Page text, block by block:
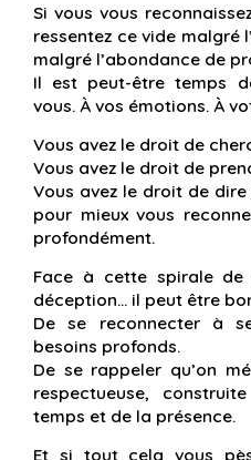
Si vous vous
ressentez ce vide malgré
malgré l’abondance de
Il est peut-être temps
vous. À vos émotions. À
Vous avez le droit de
Vous avez le droit de
Vous avez le droit de
pour mieux vous
profondément.
Face à cette spirale de
déception… il peut être
De se reconnecter à
besoins profonds.
De se rappeler qu’on
respectueuse,
temps et de la présence.
Et si tout cela vous